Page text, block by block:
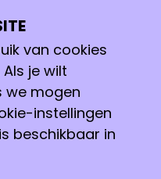
up Tasseikan een
voor PEF, het
kan vervangen.
van cookies
je wilt
we mogen
instellingen
beschikbaar in